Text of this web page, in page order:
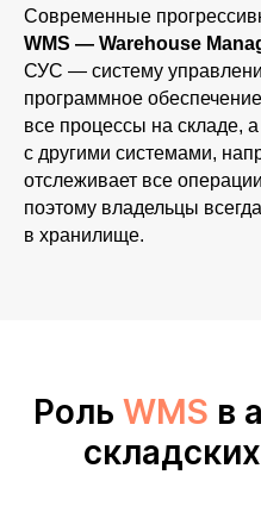
Современные
WMS — Warehouse
СУС — систему
программное
все процессы на складе, а
с другими системами,
отслеживает все
поэтому владельцы
в хранилище.
Роль WMS в